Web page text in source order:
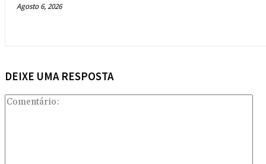
Agosto 6, 2026
DEIXE UMA RESPOSTA